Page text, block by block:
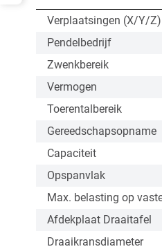
Verplaatsingen (X/Y/Z)
Pendelbedrijf
Zwenkbereik
Vermogen
Toerentalbereik
Gereedschapsopname
Capaciteit
Opspanvlak
Max. belasting op
Afdekplaat Draaitafel
Draaikransdiameter